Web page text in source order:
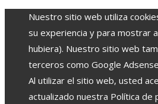
Nuestro sitio web utiliza
su experiencia y para mostrar
hubiera). Nuestro sitio web
terceros como Google
Al utilizar el sitio web, usted
actualizado nuestra Política de